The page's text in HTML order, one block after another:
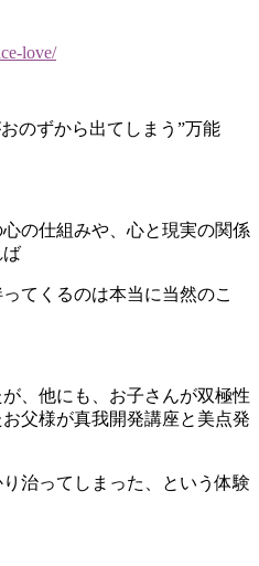
love/
のずから出てしまう”万能
の仕組みや、心と現実の関係
ば
てくるのは本当に当然のこ
、他にも、お子さんが双極性
父様が真我開発講座と美点発
治ってしまった、という体験